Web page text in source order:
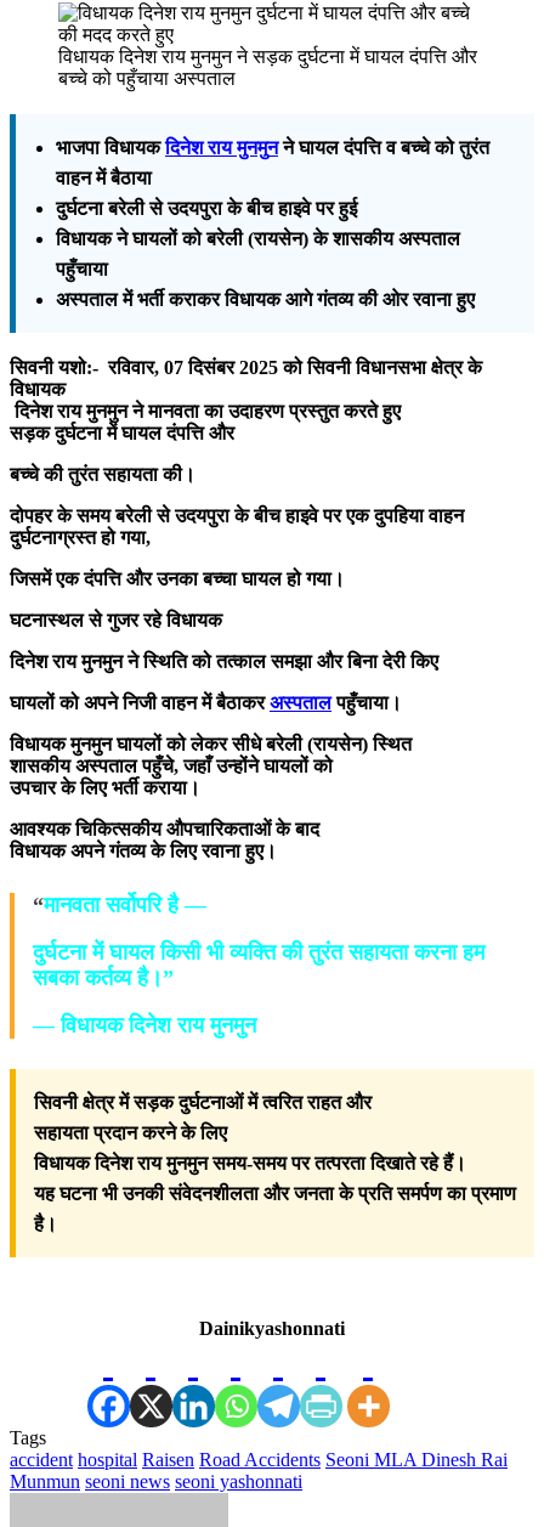
विधायक दिनेश राय मुनमुन ने सड़क दुर्घटना में घायल दंपत्ति और
बच्चे को पहुँचाया अस्पताल
भाजपा विधायकदिनेश राय मुनमुनने घायल दंपत्ति व बच्चे को तुरंत
वाहन में बैठाया
दुर्घटना बरेली से उदयपुरा के बीच हाइवे पर हुई
विधायक ने घायलों को बरेली (रायसेन) के शासकीय अस्पताल
पहुँचाया
अस्पताल में भर्ती कराकर विधायक आगे गंतव्य की ओर रवाना हुए
सिवनी यशो:- रविवार, 07 दिसंबर 2025 को सिवनी विधानसभा क्षेत्र के
विधायक
दिनेश राय मुनमुन ने मानवता का उदाहरण प्रस्तुत करते हुए
सड़क दुर्घटना में घायल दंपत्ति और
बच्चे की तुरंत सहायता की।
दोपहर के समय बरेली से उदयपुरा के बीच हाइवे पर एक दुपहिया वाहन
दुर्घटनाग्रस्त हो गया,
जिसमें एक दंपत्ति और उनका बच्चा घायल हो गया।
घटनास्थल से गुजर रहे विधायक
दिनेश राय मुनमुन ने स्थिति को तत्काल समझा और बिना देरी किए
घायलों को अपने निजी वाहन में बैठाकरअस्पतालपहुँचाया।
विधायक मुनमुन घायलों को लेकर सीधे बरेली (रायसेन) स्थित
शासकीय अस्पताल पहुँचे, जहाँ उन्होंने घायलों को
उपचार के लिए भर्ती कराया।
आवश्यक चिकित्सकीय औपचारिकताओं के बाद
विधायक अपने गंतव्य के लिए रवाना हुए।
“मानवता सर्वोपरि है —
दुर्घटना में घायल किसी भी व्यक्ति की तुरंत सहायता करना हम
सबका कर्तव्य है।”
— विधायक दिनेश राय मुनमुन
सिवनी क्षेत्र में सड़क दुर्घटनाओं में त्वरित राहत और
सहायता प्रदान करने के लिए
विधायक दिनेश राय मुनमुन समय-समय पर तत्परता दिखाते रहे हैं।
यह घटना भी उनकी संवेदनशीलता और जनता के प्रति समर्पण का प्रमाण
है।
Dainikyashonnati
Tags
accident hospital Raisen Road Accidents Seoni MLA Dinesh Rai
Munmun seoni news seoni yashonnati